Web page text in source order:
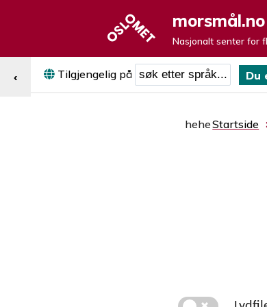
morsmål.no
Nasjonalt senter for
Tilgjengelig på Søk etter språk
Du
‹
heheStartside